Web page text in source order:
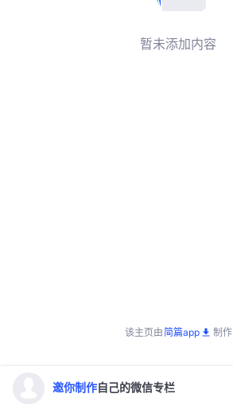
暂未添加内容
该主页由简篇app 制作
邀你制作 自己的微信专栏